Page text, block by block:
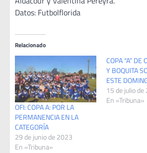
Datos: Futbolflorida
Relacionado
OFI: COPA A: POR LA
PERMANENCIA EN LA
CATEGORÍA
29 de junio de 2023
En «Tribuna»
COPA “A” DE
Y BOQUITA
ESTE
15 de julio
En «Tribuna»